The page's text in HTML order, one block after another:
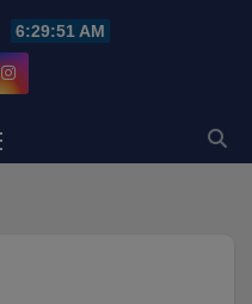
6:29:51 AM